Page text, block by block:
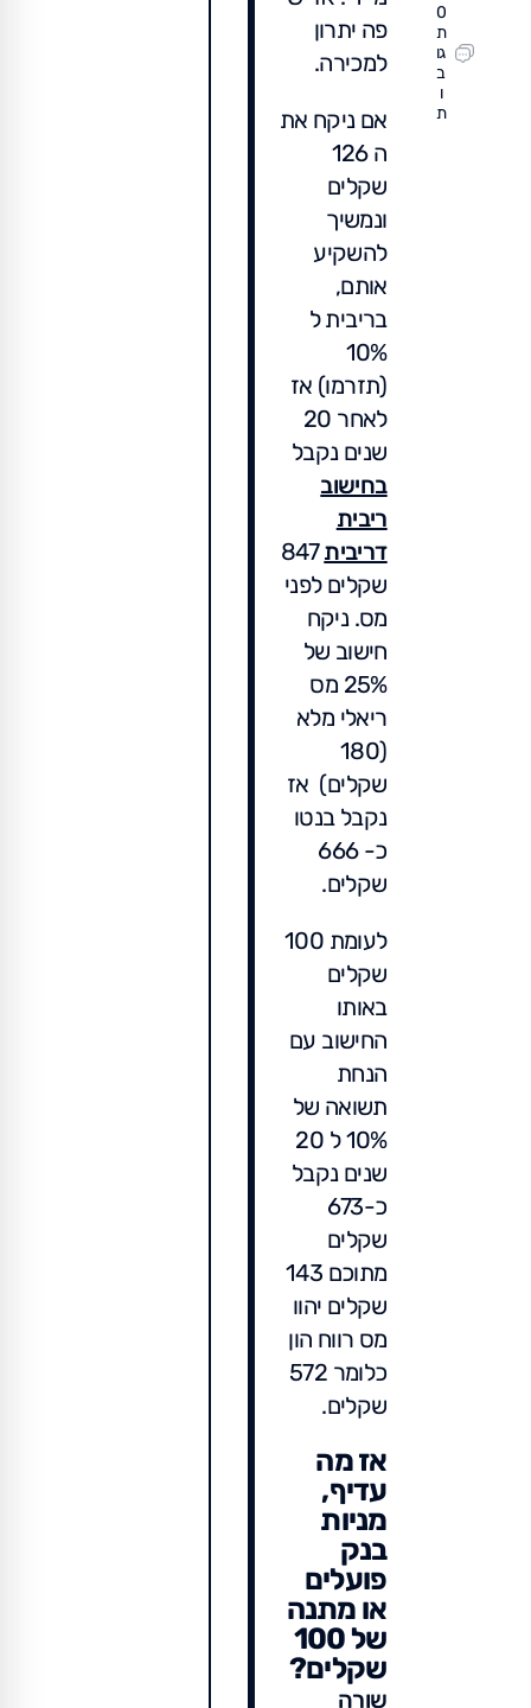
0
ת
גו
ב
ו
ת
פה יתרון
למכירה.
אם ניקח את
ה 126
שקלים
ונמשיך
להשקיע
אותם,
בריבית ל
10%
(תזרמו) אז
לאחר 20
שנים נקבל
בחישוב
ריבית
דריבית 847
שקלים לפני
מס. ניקח
חישוב של
25% מס
ריאלי מלא
(180
שקלים) אז
נקבל בנטו
כ- 666
שקלים.
לעומת 100
שקלים
באותו
החישוב עם
הנחת
תשואה של
10% ל 20
שנים נקבל
כ-673
שקלים
מתוכם 143
שקלים יהוו
מס רווח הון
כלומר 572
שקלים.
אז מה
עדיף,
מניות
בנק
פועלים
או מתנה
של 100
שקלים?
שורה